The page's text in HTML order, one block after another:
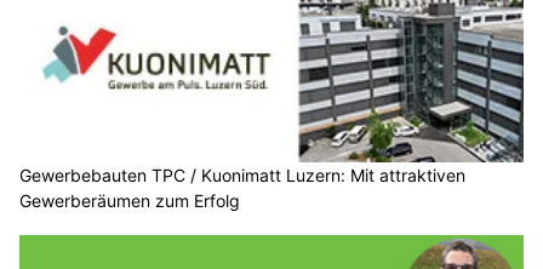
Gewerbebauten TPC / Kuonimatt Luzern: Mit attraktiven
Gewerberäumen zum Erfolg